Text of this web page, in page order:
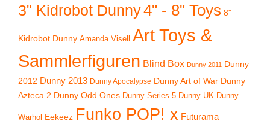
3" Kidrobot Dunny4" - 8" Toys 8"
Kidrobot Dunny Amanda Visell Art Toys &
Sammlerfiguren Blind Box Dunny 2011 Dunny
2012 Dunny 2013 Dunny Apocalypse Dunny Art of War Dunny
Azteca 2 Dunny Odd Ones Dunny Series 5 Dunny UK Dunny
Warhol Eekeez Funko POP! x Futurama